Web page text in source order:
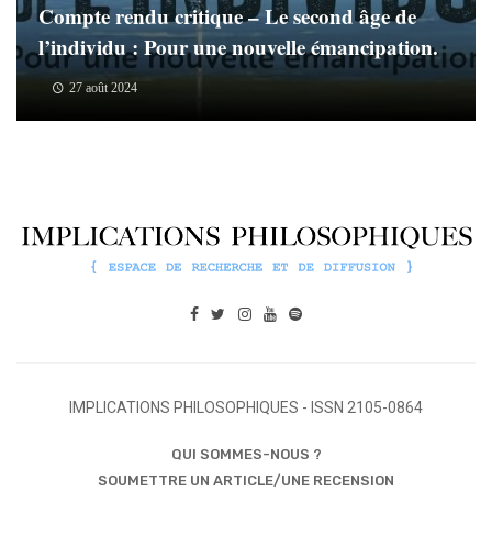
Compte rendu critique – Le second âge de
l’individu : Pour une nouvelle émancipation.
27 août 2024
IMPLICATIONS PHILOSOPHIQUES - ISSN 2105-0864
QUI SOMMES-NOUS ?
SOUMETTRE UN ARTICLE/UNE RECENSION